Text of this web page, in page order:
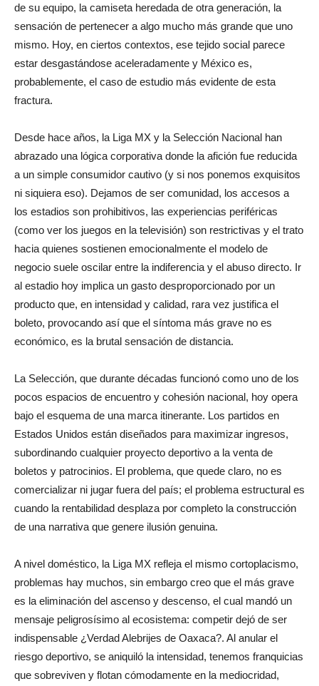
de su equipo, la camiseta heredada de otra generación, la
sensación de pertenecer a algo mucho más grande que uno
mismo. Hoy, en ciertos contextos, ese tejido social parece
estar desgastándose aceleradamente y México es,
probablemente, el caso de estudio más evidente de esta
fractura.
Desde hace años, la Liga MX y la Selección Nacional han
abrazado una lógica corporativa donde la afición fue reducida
a un simple consumidor cautivo (y si nos ponemos exquisitos
ni siquiera eso). Dejamos de ser comunidad, los accesos a
los estadios son prohibitivos, las experiencias periféricas
(como ver los juegos en la televisión) son restrictivas y el trato
hacia quienes sostienen emocionalmente el modelo de
negocio suele oscilar entre la indiferencia y el abuso directo. Ir
al estadio hoy implica un gasto desproporcionado por un
producto que, en intensidad y calidad, rara vez justifica el
boleto, provocando así que el síntoma más grave no es
económico, es la brutal sensación de distancia.
La Selección, que durante décadas funcionó como uno de los
pocos espacios de encuentro y cohesión nacional, hoy opera
bajo el esquema de una marca itinerante. Los partidos en
Estados Unidos están diseñados para maximizar ingresos,
subordinando cualquier proyecto deportivo a la venta de
boletos y patrocinios. El problema, que quede claro, no es
comercializar ni jugar fuera del país; el problema estructural es
cuando la rentabilidad desplaza por completo la construcción
de una narrativa que genere ilusión genuina.
A nivel doméstico, la Liga MX refleja el mismo cortoplacismo,
problemas hay muchos, sin embargo creo que el más grave
es la eliminación del ascenso y descenso, el cual mandó un
mensaje peligrosísimo al ecosistema: competir dejó de ser
indispensable ¿Verdad Alebrijes de Oaxaca?. Al anular el
riesgo deportivo, se aniquiló la intensidad, tenemos franquicias
que sobreviven y flotan cómodamente en la mediocridad,